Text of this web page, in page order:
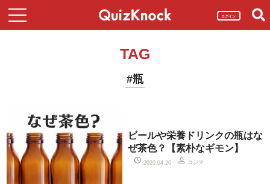
ログイン
TAG
#瓶
ビールや栄養ドリンクの瓶はな
ぜ茶色？【素朴なギモン】
2020.04.26 コジマ